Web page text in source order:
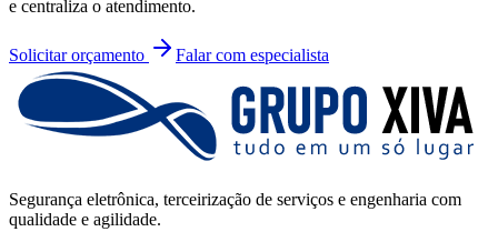
e centraliza o atendimento.
Solicitar orçamento Falar com especialista
Segurança eletrônica, terceirização de serviços e engenharia com
qualidade e agilidade.